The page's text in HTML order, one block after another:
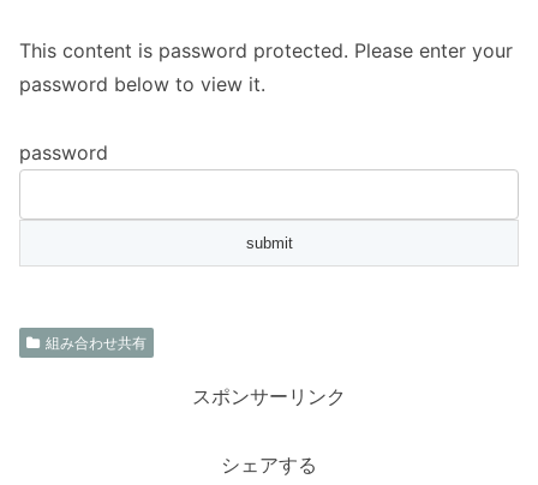
This content is password protected. Please enter your
password below to view it.
password
組み合わせ共有
スポンサーリンク
シェアする